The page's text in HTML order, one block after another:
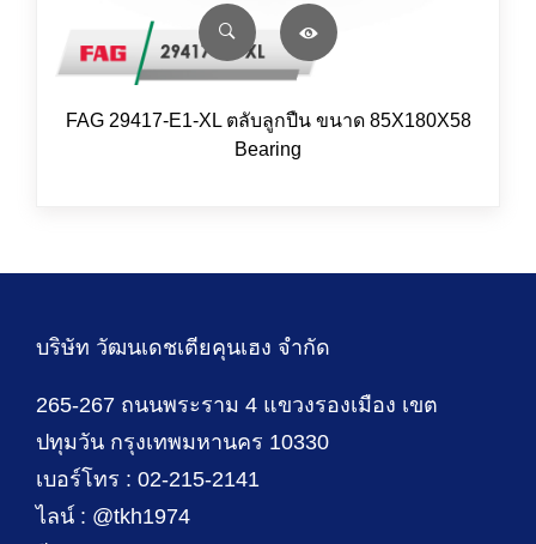
FAG 29417-E1-XL ตลับลูกปืน ขนาด 85X180X58
Bearing
บริษัท วัฒนเดชเตียคุนเฮง จำกัด
265-267 ถนนพระราม 4 แขวงรองเมือง เขต
ปทุมวัน กรุงเทพมหานคร 10330
เบอร์โทร : 02-215-2141
ไลน์ : @tkh1974